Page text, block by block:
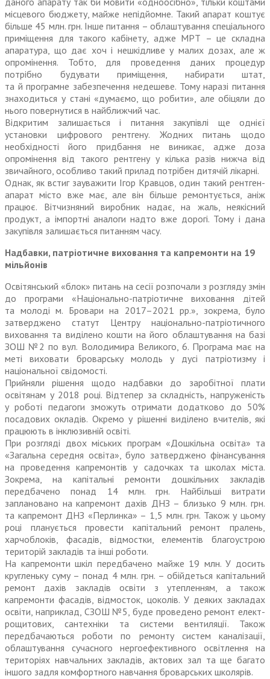
місцевого бюджету, майже непідйомне. Такий апарат коштує
більше 45 млн. грн. Інше питання – облаштування спеціального
приміщення для такого кабінету, адже МРТ – це складна
апаратура, що дає хоч і нешкідливе у малих дозах, але ж
опромінення. Тобто, для проведення даних процедур
потрібно будувати приміщення, набирати штат,
та й програмне забезпечення недешеве. Тому наразі питання
знаходиться у стані «думаємо, що робити», але обіцяли до
нього повернутися в найближчий час.
Відкритим залишається і питання закупівлі ще однієї
установки цифрового рентгену. Жодних питань щодо
необхідності його придбання не виникає, адже доза
опромінення від такого рентгену у кілька разів нижча від
звичайного, особливо такий прилад потрібен дитячій лікарні.
Однак, як встиг зауважити Ігор Кравцов, один такий рентген-
апарат місто вже має, але він більше ремонтується, аніж
працює. Вітчизняний виробник надає, на жаль, неякісний
продукт, а імпортні аналоги надто вже дорогі. Тому і дана
закупівля залишається питанням часу.
Надбавки, патріотичне виховання та капремонти на 19
мільйонів
Освітянський «блок» питань на сесії розпочали з розгляду змін
до програми «Націо­нально-патріотичне виховання дітей
та молоді м. Бровари на 2017–2021 рр.», зокрема, було
затверд­жено статут Центру національно-патріотичного
виховання та виділено кошти на його облаштування на базі
ЗОШ №2 по вул. Володимира Великого, 6. Програма має на
меті виховати броварську молодь у дусі патріотизму і
національної свідомості.
Прийняли рішення щодо надбавки до заробітної плати
освітянам у 2018 році. Відтепер за складність, напруженість
у роботі педагоги зможуть отримати додатково до 50%
посадових окладів. Окремо у рішенні виділено вчителів, які
працюють в інклюзивній освіті.
При розгляді двох міських програм «Дошкільна освіта» та
«Загальна середня освіта», було затверджено фінансування
на проведення капремонтів у садочках та школах міста.
Зокрема, на капітальні ремонти дошкільних закладів
передбачено понад 14 млн. грн. Найбільші витрати
заплановано на капремонт дахів ДНЗ – близько 9 млн. грн.
та кап­ремонт ДНЗ «Перлинка» – 1,5 млн. грн. Також у цьому
році планується провести капітальний ремонт пралень,
харчоблоків, фасадів, відмостки, елементів благоустрою
територій закладів та інші роботи.
На капремонти шкіл передбачено майже 19 млн. У досить
кругленьку суму – понад 4 млн. грн. – обійдеться капітальний
ремонт дахів закладів освіти з утепленням, а також
капремонти фасадів, відмосток, цоколів. У деяких закладах
освіти, наприклад, СЗОШ №5, буде проведено ремонт елект­
рощитових, сантехніки та системи вентиляції. Також
передбачаються роботи по ремонту систем каналізації,
облаштування сучасного нергоефективного освітлення на
територіях навчальних закладів, актових зал та ще багато
іншого задля комфортного нав­чання броварських школярів.